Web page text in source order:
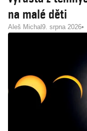
na malé děti
Aleš Michal 9. srpna 2026